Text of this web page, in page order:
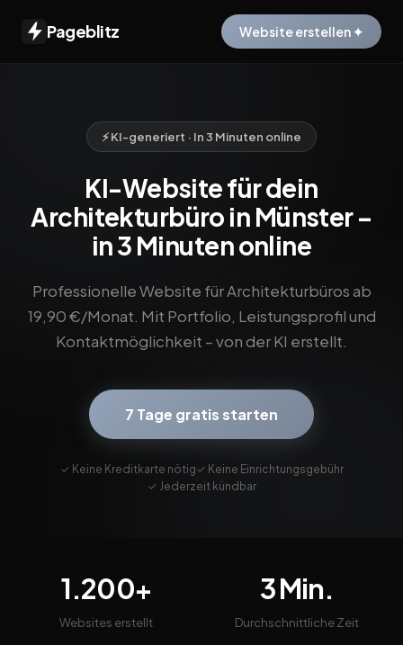
Pageblitz Website erstellen ✦
⚡ KI-generiert · In 3 Minuten online
KI-Website für dein
Architekturbüro in Münster –
in 3 Minuten online
Professionelle Website für Architekturbüros ab
19,90 €/Monat. Mit Portfolio, Leistungsprofil und
Kontaktmöglichkeit – von der KI erstellt.
7 Tage gratis starten
✓ Keine Kreditkarte nötig✓ Keine Einrichtungsgebühr
✓ Jederzeit kündbar
1.200+
Websites erstellt
3 Min.
Durchschnittliche Zeit